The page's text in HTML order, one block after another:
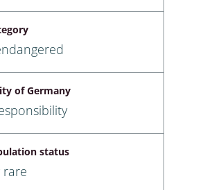
of Germany
status
rare